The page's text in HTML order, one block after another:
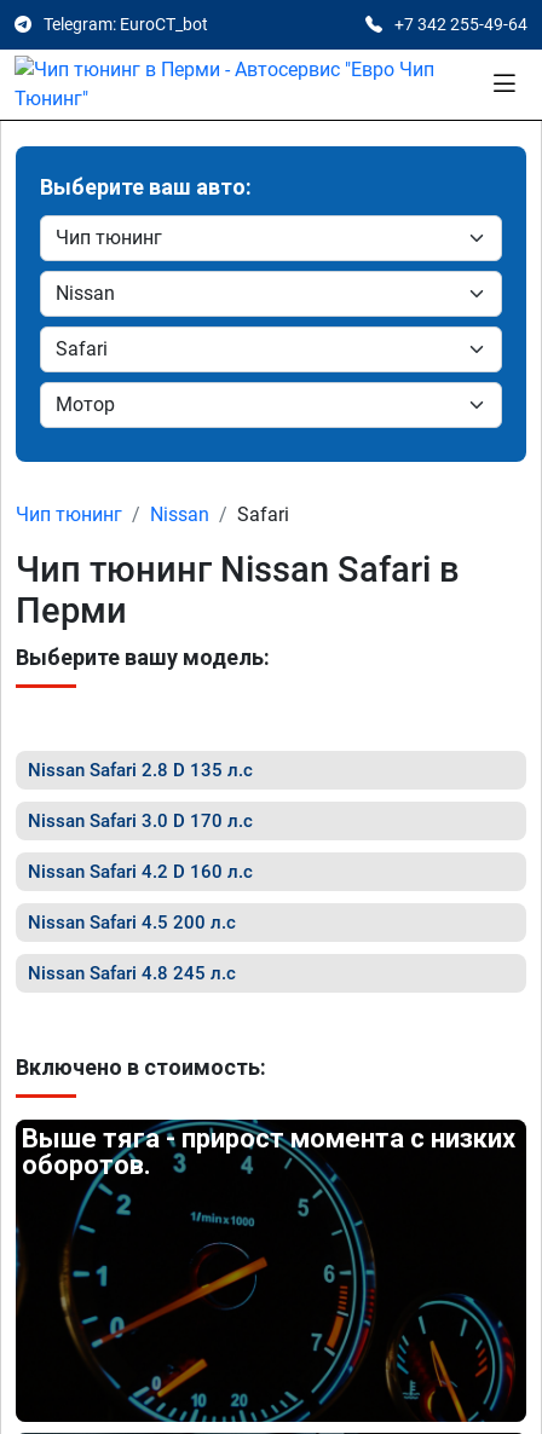
Telegram: EuroCT_bot +7 342 255-49-64
Выберите ваш авто:
Чип тюнинг Nissan Safari
Чип тюнинг Nissan Safari в
Перми
Выберите вашу модель:
Nissan Safari 2.8 D 135 л.с
Nissan Safari 3.0 D 170 л.с
Nissan Safari 4.2 D 160 л.с
Nissan Safari 4.5 200 л.с
Nissan Safari 4.8 245 л.с
Включено в стоимость:
Выше тяга - прирост момента с низких
оборотов.